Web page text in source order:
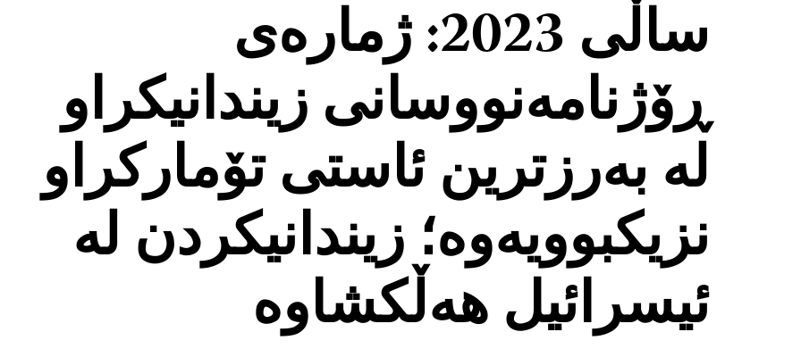
ساڵی 2023: ژمارەی
ڕۆژنامەنووسانی زیندانیکراو
لە بەرزترین ئاستی تۆمارکراو
نزیکبوویەوە؛ زیندانیکردن لە
ئیسرائیل هەڵکشاوە